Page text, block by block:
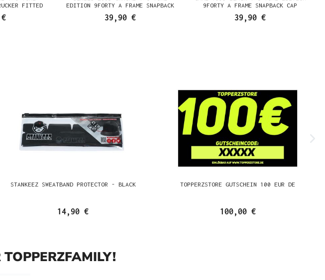
FITTED
EDITION 9FORTY A FRAME SNAPBACK
CAP
39,90 €
9FORTY A FRAME SNAPBACK CAP
39,90 €
STANKEEZ SWEATBAND PROTECTOR - BLACK
14,90 €
TOPPERZSTORE GUTSCHEIN 100 EUR DE
100,00 €